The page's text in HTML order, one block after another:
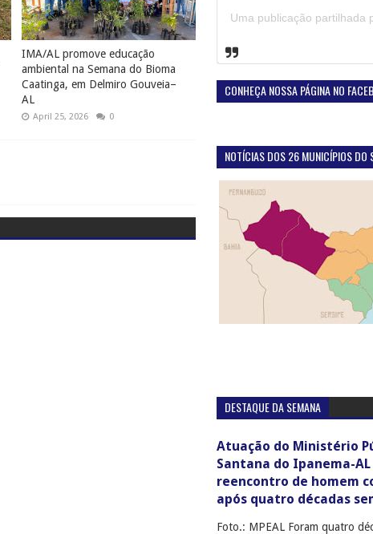
IMA/AL promove educação
ambiental na Semana do Bioma
Caatinga, em Delmiro Gouveia–
AL
April 25, 2026 0
CONHEÇA NOSSA PÁGINA NO
NOTÍCIAS DOS 26 MUNICÍPIOS DO
DESTAQUE DA SEMANA
Atuação do Ministério
Santana do Ipanema-
reencontro de homem
após quatro décadas
Foto.: MPEAL Foram quatro